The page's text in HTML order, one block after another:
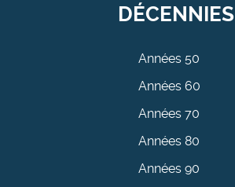
DÉCENNIES
Années 50
Années 60
Années 70
Années 80
Années 90